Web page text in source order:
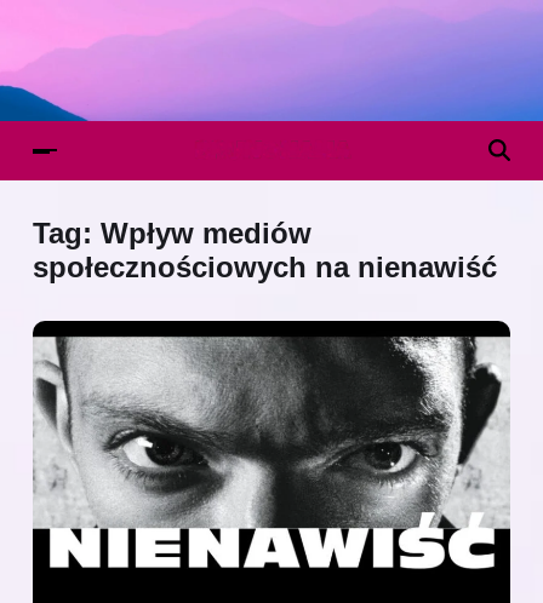
Tag: Wpływ mediów
społecznościowych na nienawiść